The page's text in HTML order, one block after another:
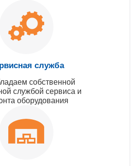
служба
собственной
службой сервиса и
оборудования